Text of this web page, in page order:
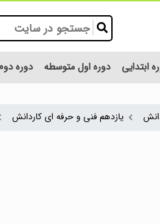
ابتدایی دوره اول متوسطه دوره
یازدهم فنی و حرفه ای کاردانش